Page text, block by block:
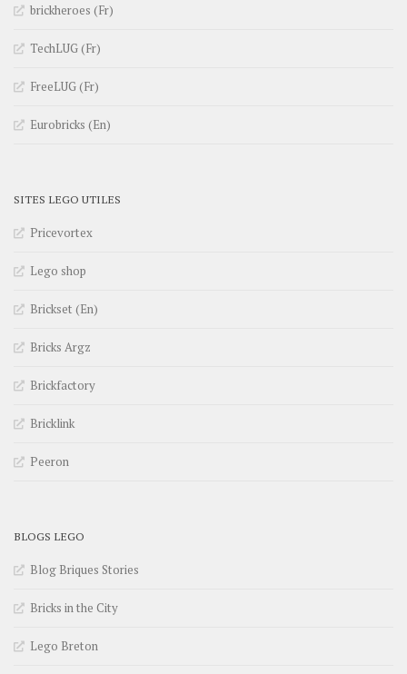
brickheroes (Fr)
TechLUG (Fr)
FreeLUG (Fr)
Eurobricks (En)
SITES LEGO UTILES
Pricevortex
Lego shop
Brickset (En)
Bricks Argz
Brickfactory
Bricklink
Peeron
BLOGS LEGO
Blog Briques Stories
Bricks in the City
Lego Breton